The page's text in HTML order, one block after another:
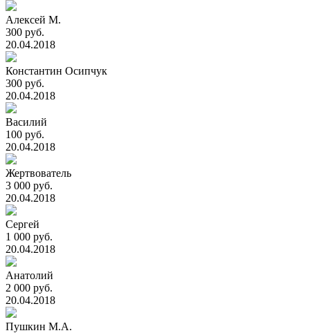
Алексей М.
300 руб.
20.04.2018
Константин Осипчук
300 руб.
20.04.2018
Василий
100 руб.
20.04.2018
Жертвователь
3 000 руб.
20.04.2018
Сергей
1 000 руб.
20.04.2018
Анатолий
2 000 руб.
20.04.2018
Пушкин М.А.